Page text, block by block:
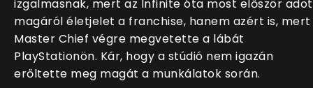
izgalmasnak, mert az Infinite óta most először
magáról életjelet a franchise, hanem azért is, mert
Master Chief végre megvetette a lábát
PlayStationön. Kár, hogy a stúdió nem igazán
erőltette meg magát a munkálatok során.